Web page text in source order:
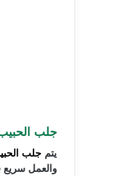
جلب
يتم جلب
والعمل